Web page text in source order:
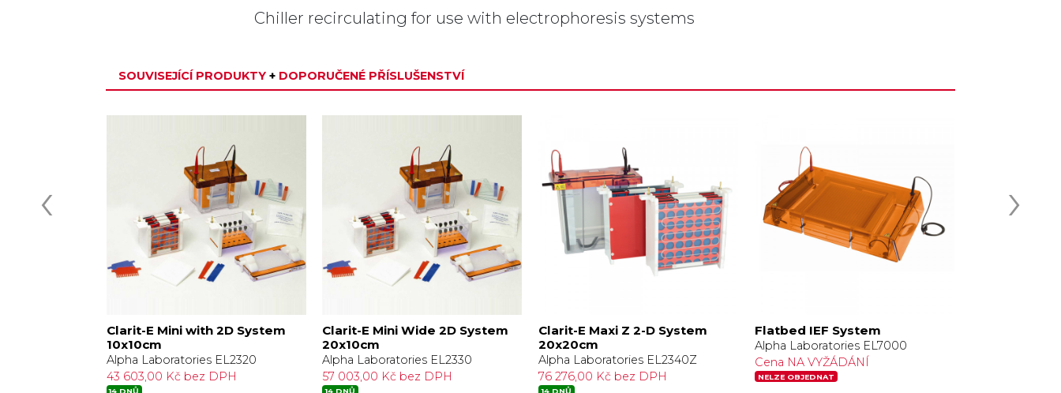
Chiller recirculating for use with electrophoresis systems
SOUVISEJÍCÍ PRODUKTY+ DOPORUČENÉ PŘÍSLUŠENSTVÍ
Clarit-E Mini with 2D System
10x10cm
Alpha Laboratories EL2320
43 603,00 Kč bez DPH
14 DNŮ
Clarit-E Mini Wide 2D System
20x10cm
Alpha Laboratories EL2330
57 003,00 Kč bez DPH
14 DNŮ
Clarit-E Maxi Z 2-D System
20x20cm
Alpha Laboratories EL2340Z
76 276,00 Kč bez DPH
14 DNŮ
Flatbed IEF System
Alpha Laboratories EL7000
Cena NA VYŽÁDÁNÍ
NELZE OBJEDNAT
‹ ›